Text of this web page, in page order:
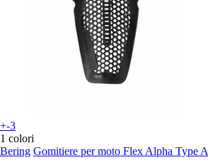
+-3
1 colori
Bering Gomitiere per moto Flex Alpha Type A